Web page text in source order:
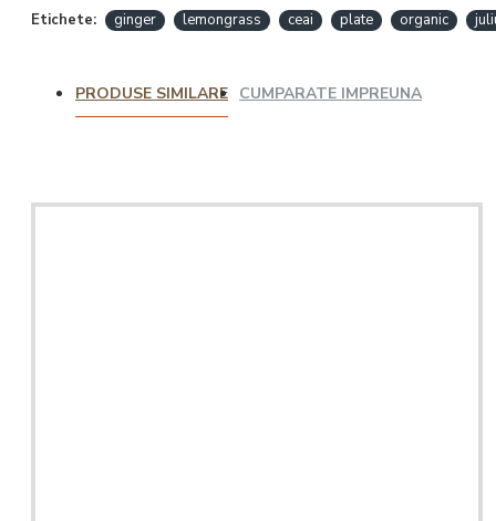
Etichete: ginger lemongrass ceai plate organic
PRODUSE SIMILARE CUMPARATE IMPREUNA